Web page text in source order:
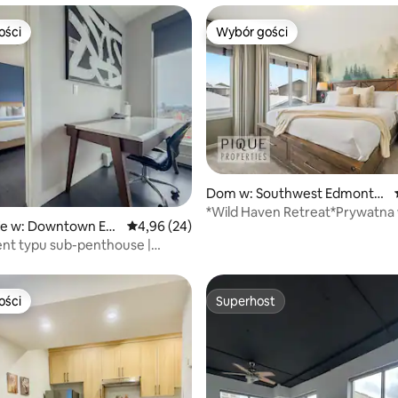
liczba recenzji: 82
w: Downtown Ed
Średnia ocena: 4,96 na 5, liczba recenzji: 24
4,96 (24)
typu sub-penthouse |
Wybór gości
Wybór gości
Dom w: Southwest Edmonto
n
*Wild Haven Retreat*Prywatna
Superhost
Superhost